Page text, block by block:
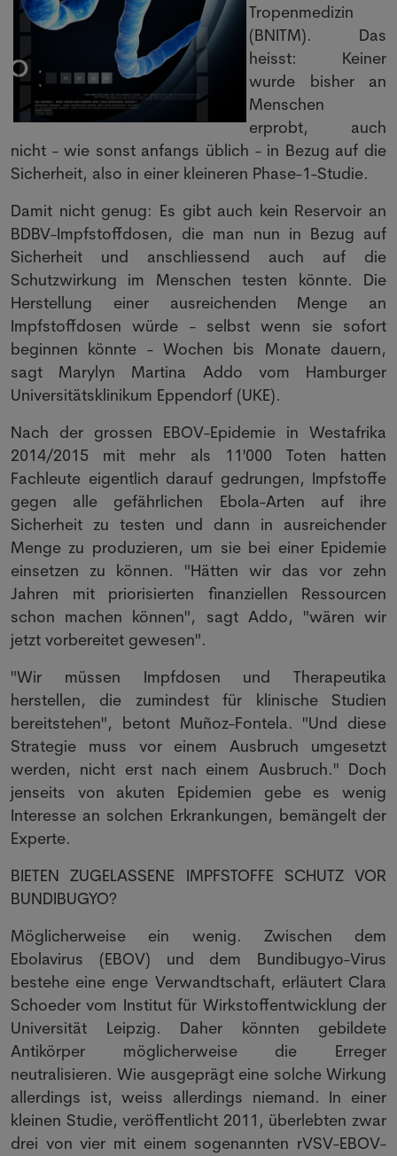
Tropenmedizin
(BNITM). Das
heisst: Keiner
wurde bisher an
Menschen
erprobt, auch
nicht - wie sonst anfangs üblich - in Bezug auf die
Sicherheit, also in einer kleineren Phase-1-Studie.
Damit nicht genug: Es gibt auch kein Reservoir an
BDBV-Impfstoffdosen, die man nun in Bezug auf
Sicherheit und anschliessend auch auf die
Schutzwirkung im Menschen testen könnte. Die
Herstellung einer ausreichenden Menge an
Impfstoffdosen würde - selbst wenn sie sofort
beginnen könnte - Wochen bis Monate dauern,
sagt Marylyn Martina Addo vom Hamburger
Universitätsklinikum Eppendorf (UKE).
Nach der grossen EBOV-Epidemie in Westafrika
2014/2015 mit mehr als 11'000 Toten hatten
Fachleute eigentlich darauf gedrungen, Impfstoffe
gegen alle gefährlichen Ebola-Arten auf ihre
Sicherheit zu testen und dann in ausreichender
Menge zu produzieren, um sie bei einer Epidemie
einsetzen zu können. "Hätten wir das vor zehn
Jahren mit priorisierten finanziellen Ressourcen
schon machen können", sagt Addo, "wären wir
jetzt vorbereitet gewesen".
"Wir müssen Impfdosen und Therapeutika
herstellen, die zumindest für klinische Studien
bereitstehen", betont Muñoz-Fontela. "Und diese
Strategie muss vor einem Ausbruch umgesetzt
werden, nicht erst nach einem Ausbruch." Doch
jenseits von akuten Epidemien gebe es wenig
Interesse an solchen Erkrankungen, bemängelt der
Experte.
BIETEN ZUGELASSENE IMPFSTOFFE SCHUTZ VOR
BUNDIBUGYO?
Möglicherweise ein wenig. Zwischen dem
Ebolavirus (EBOV) und dem Bundibugyo-Virus
bestehe eine enge Verwandtschaft, erläutert Clara
Schoeder vom Institut für Wirkstoffentwicklung der
Universität Leipzig. Daher könnten gebildete
Antikörper möglicherweise die Erreger
neutralisieren. Wie ausgeprägt eine solche Wirkung
allerdings ist, weiss allerdings niemand. In einer
kleinen Studie, veröffentlicht 2011, überlebten zwar
drei von vier mit einem sogenannten rVSV-EBOV-